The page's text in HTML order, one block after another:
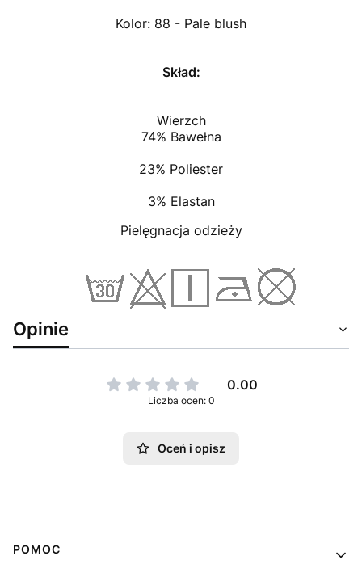
Kolor: 88 - Pale blush
Skład:
Wierzch
74% Bawełna
23% Poliester
3% Elastan
Pielęgnacja odzieży
Opinie
0.00
Liczba ocen: 0
Oceń i opisz
Linki w stopce
POMOC